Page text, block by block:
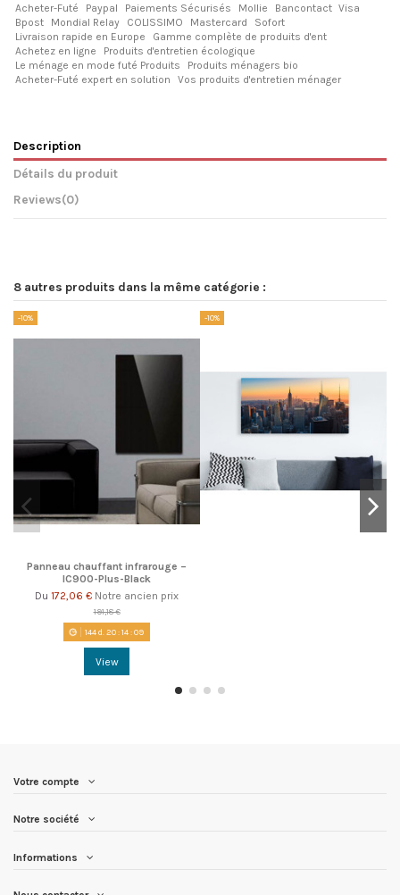
Acheter-Futé Paypal Paiements Sécurisés Mollie Bancontact Visa
Bpost
Mondial Relay COLISSIMO Mastercard
Sofort
Livraison rapide en Europe
Gamme complète de produits d'ent
Achetez en ligne
Produits d'entretien écologique
Le ménage en mode futé Produits
Produits ménagers bio
Acheter-Futé expert en solution
Vos produits d'entretien ménager
Description
Détails du produit
Reviews(0)
8 autres produits dans la même catégorie :
-10%
Panneau chauffant infrarouge –
IC900-Plus-Black
Du 172,06 € Notre ancien prix
191,18 €
144d. 20:14:09
View
-10%
Votre compte
Notre société
Informations